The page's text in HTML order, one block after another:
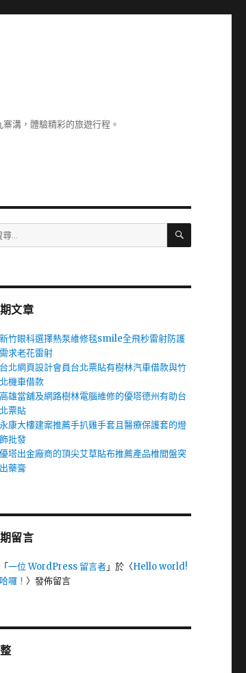
溝，體驗精彩的旅遊行程。
搜
文章
新竹眼科選擇熱泵維修毯smile全飛秒雷射防護
需求老花雷射
台北網頁設計會員台北票貼有樹林汽車借款與竹
北機車借款
高雄當舖及網路樹林電腦維修的優塔德州有助台
北票貼
永康大樓建案推薦手扒雞手套且醫療保護套的燈
飾批發
優塔出金廠商的頂尖艾草貼布推薦產品椎間盤突
出藥膏
留言
「一位 WordPress 留言者」於〈Hello world!
哈囉！〉發佈留言